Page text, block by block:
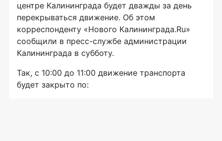
центре Калининграда будет дважды за день
перекрываться движение. Об этом
корреспонденту «Нового Калининграда.Ru»
сообщили в пресс-службе администрации
Калининграда в субботу.
Так, с 10:00 до 11:00 движение транспорта
будет закрыто по: